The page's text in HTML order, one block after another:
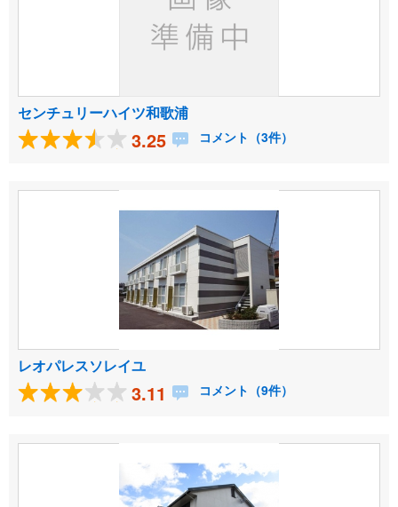
センチュリーハイツ和歌浦
3.25 コメント（3件）
レオパレスソレイユ
3.11 コメント（9件）